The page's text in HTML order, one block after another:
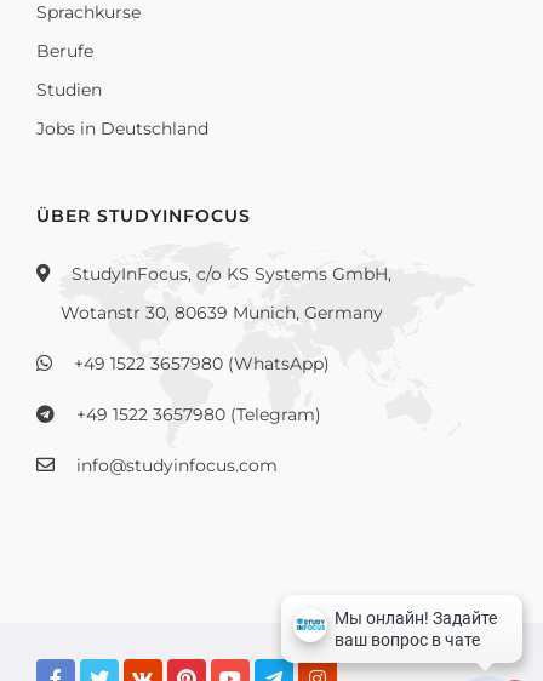
Sprachkurse
Berufe
Studien
Jobs in Deutschland
ÜBER STUDYINFOCUS
StudyInFocus, c/o KS Systems GmbH,
Wotanstr 30, 80639 Munich, Germany
+49 1522 3657980 (WhatsApp)
+49 1522 3657980 (Telegram)
info@studyinfocus.com